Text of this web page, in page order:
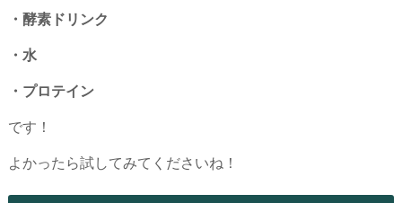
・酵素ドリンク
・水
・プロテイン
です！
よかったら試してみてくださいね！